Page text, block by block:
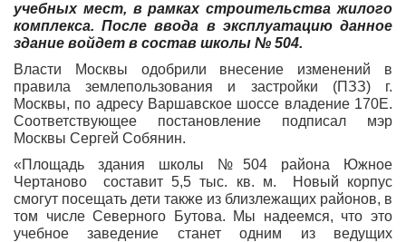
учебных мест, в рамках строительства жилого
комплекса. После ввода в эксплуатацию данное
здание войдет в состав школы № 504.
Власти Москвы одобрили внесение изменений в
правила землепользования и застройки (ПЗЗ) г.
Москвы, по адресу Варшавское шоссе владение 170Е.
Соответствующее постановление подписал мэр
Москвы Сергей Собянин.
«Площадь здания школы №504 района Южное
Чертаново составит 5,5 тыс. кв. м. Новый корпус
смогут посещать дети также из близлежащих районов, в
том числе Северного Бутова. Мы надеемся, что это
учебное заведение станет одним из ведущих